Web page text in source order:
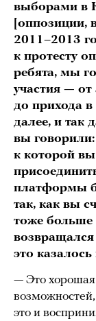
выборами в
[оппозиции,
2011–2013
к протесту
ребята, мы
участия —
до прихода в
далее, и так
вы
к которой
платформы
так, как вы
тоже больше
это
— Это
это и